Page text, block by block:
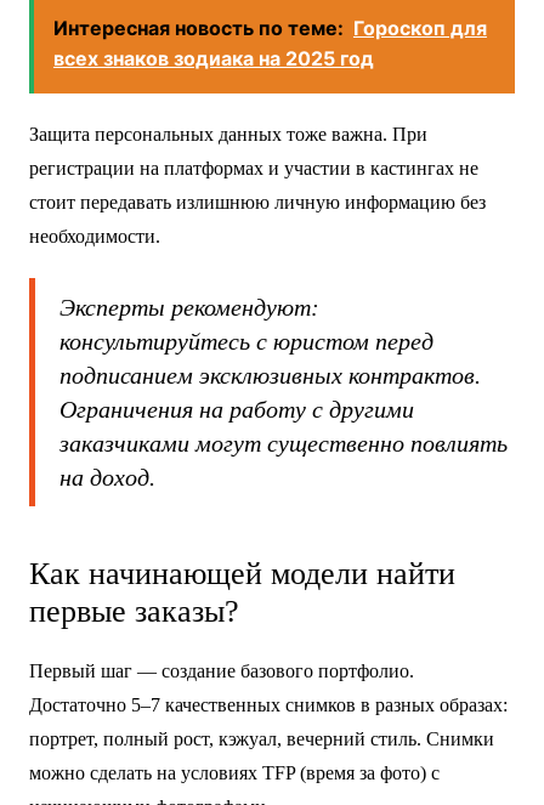
Интересная новость по теме: Гороскоп для
всех знаков зодиака на 2025 год
Защита персональных данных тоже важна. При
регистрации на платформах и участии в кастингах не
стоит передавать излишнюю личную информацию без
необходимости.
Эксперты рекомендуют:
консультируйтесь с юристом перед
подписанием эксклюзивных контрактов.
Ограничения на работу с другими
заказчиками могут существенно повлиять
на доход.
Как начинающей модели найти
первые заказы?
Первый шаг — создание базового портфолио.
Достаточно 5–7 качественных снимков в разных образах:
портрет, полный рост, кэжуал, вечерний стиль. Снимки
можно сделать на условиях TFP (время за фото) с